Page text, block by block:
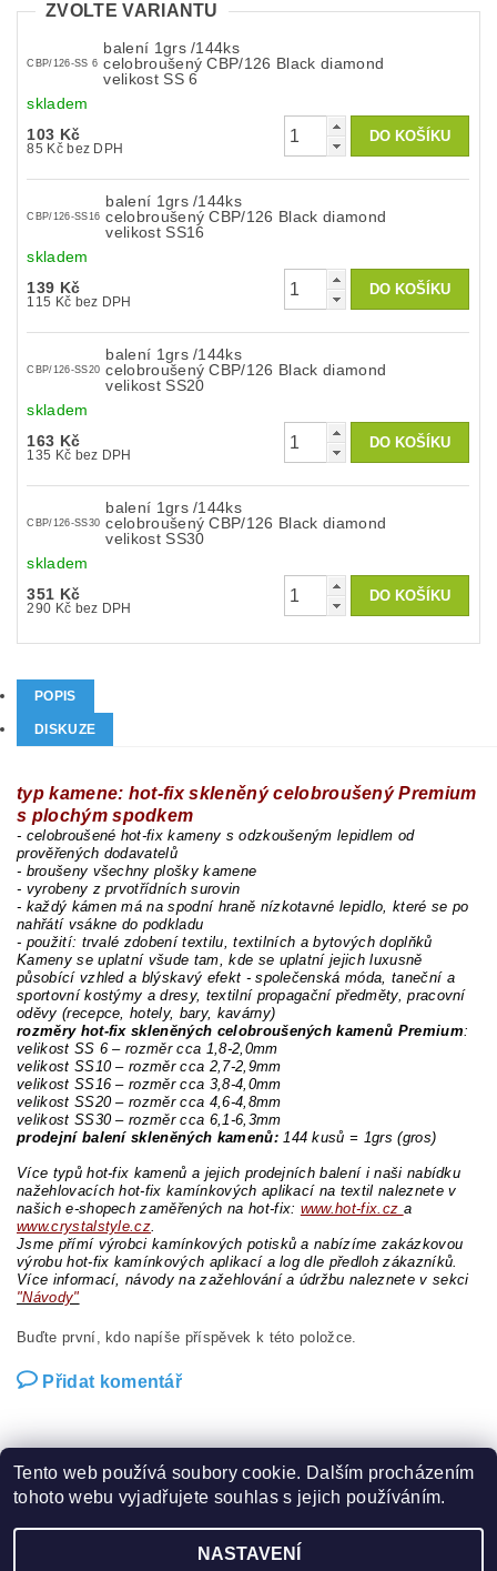
ZVOLTE VARIANTU
CBP/126-SS 6
balení 1grs /144ks
celobroušený CBP/126 Black diamond
velikost SS 6
skladem
103 Kč
85 Kč bez DPH
CBP/126-SS16
balení 1grs /144ks
celobroušený CBP/126 Black diamond
velikost SS16
skladem
139 Kč
115 Kč bez DPH
CBP/126-SS20
balení 1grs /144ks
celobroušený CBP/126 Black diamond
velikost SS20
skladem
163 Kč
135 Kč bez DPH
CBP/126-SS30
balení 1grs /144ks
celobroušený CBP/126 Black diamond
velikost SS30
skladem
351 Kč
290 Kč bez DPH
POPIS
DISKUZE
typ kamene: hot-fix skleněný celobroušený Premium
s plochým spodkem
- celobroušené hot-fix kameny s odzkoušeným lepidlem od
prověřených dodavatelů
- broušeny všechny plošky kamene
- vyrobeny z prvotřídních surovin
- každý kámen má na spodní hraně nízkotavné lepidlo, které se po
nahřátí vsákne do podkladu
- použití: trvalé zdobení textilu, textilních a bytových doplňků
Kameny se uplatní všude tam, kde se uplatní jejich luxusně
působící vzhled a blýskavý efekt - společenská móda, taneční a
sportovní kostýmy a dresy, textilní propagační předměty, pracovní
oděvy (recepce, hotely, bary, kavárny)
rozměry hot-fix skleněných celobroušených kamenů Premium:
velikost SS 6 – rozměr cca 1,8-2,0mm
velikost SS10 – rozměr cca 2,7-2,9mm
velikost SS16 – rozměr cca 3,8-4,0mm
velikost SS20 – rozměr cca 4,6-4,8mm
velikost SS30 – rozměr cca 6,1-6,3mm
prodejní balení skleněných kamenů:144 kusů = 1grs (gros)
Více typů hot-fix kamenů a jejich prodejních balení i naši nabídku
nažehlovacích hot-fix kamínkových aplikací na textil naleznete v
našich e-shopech zaměřených na hot-fix: www.hot-fix.cz a
www.crystalstyle.cz.
Jsme přímí výrobci kamínkových potisků a nabízíme zakázkovou
výrobu hot-fix kamínkových aplikací a log dle předloh zákazníků.
Více informací, návody na zažehlování a údržbu naleznete v sekci
"Návody"
Buďte první, kdo napíše příspěvek k této položce.
Přidat komentář
Zboží.cz | Heureka.cz | Hot-fix.cz | Crystalstyle.cz
Tento web používá soubory cookie. Dalším procházením
tohoto webu vyjadřujete souhlas s jejich používáním.
NASTAVENÍ